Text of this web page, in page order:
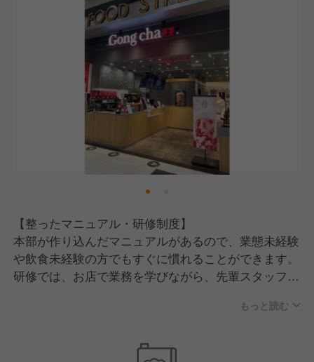
感を意識する
責任ある行動、そして定めたルールを遵守する
職務を誠実に取り組み、他の従業員のお手本となるよ
社会人として自覚ある行動・振る舞いを意識し、円滑
■健康
体調・健康管理の重要性を理解して、欠勤にならない
ように心がける
【整ったマニュアル・研修制度】
本部が作り込んだマニュアルがあるので、業態未経験
や飲食未経験の方でもすぐに慣れることができます。
研修では、お店で業務を学びながら、先輩スタッフや
もっと読む